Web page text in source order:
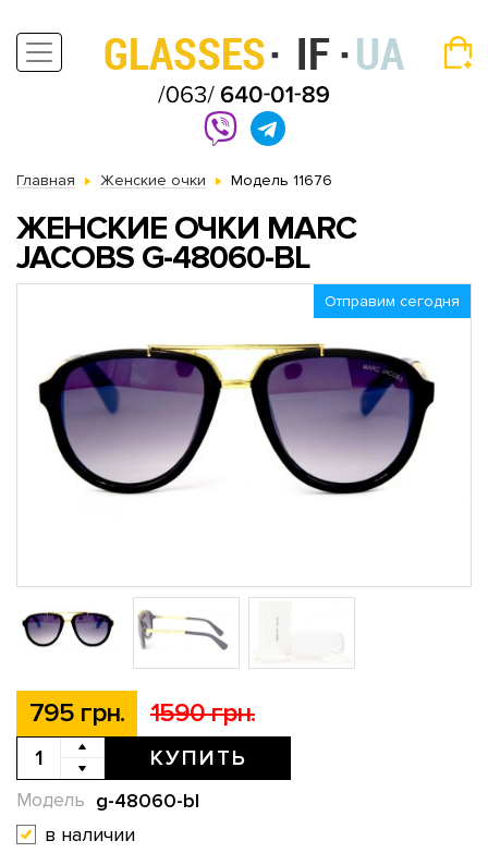
Главная Женские очки Модель 11676
ЖЕНСКИЕ ОЧКИ MARC
JACOBS G-48060-BL
Отправим сегодня
795 грн. 1590 грн.
КУПИТЬ
g-48060-bl
Модель
в наличии